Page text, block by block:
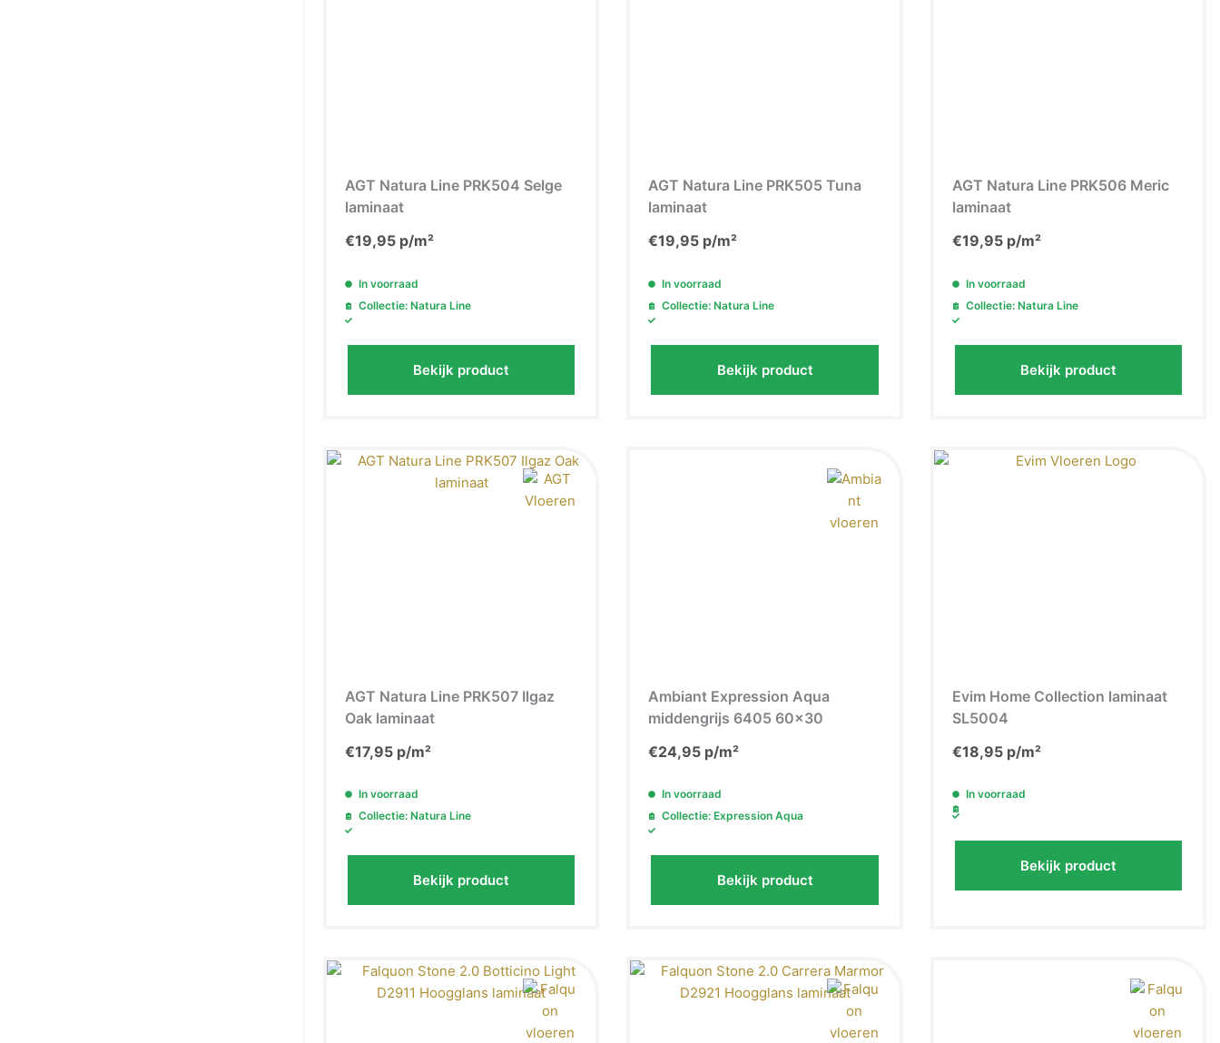
AGT Natura Line PRK504 Selge
laminaat
€19,95 p/m²
In voorraad
Collectie: Natura Line
Bekijk product
AGT Natura Line PRK505 Tuna
laminaat
€19,95 p/m²
In voorraad
Collectie: Natura Line
Bekijk product
AGT Natura Line PRK506 Meric
laminaat
€19,95p/m²
In voorraad
Collectie: Natura Line
Bekijk product
AGT Natura Line PRK507 Ilgaz
Oak laminaat
€17,95 p/m²
In voorraad
Collectie: Natura Line
Bekijk product
Ambiant Expression Aqua
middengrijs 6405 60×30
€24,95 p/m²
In voorraad
Collectie: Expression Aqua
Bekijk product
Evim Home Collection laminaat
SL5004
€18,95p/m²
In voorraad
Bekijk product